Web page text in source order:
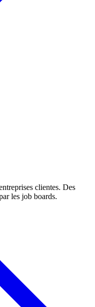
clientes. Des
les job boards.